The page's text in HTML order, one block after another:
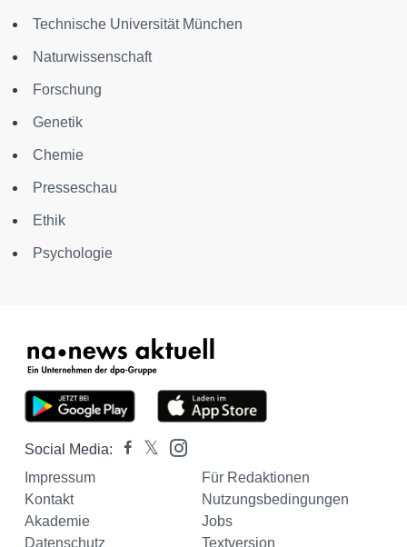
Technische Universität München
Naturwissenschaft
Forschung
Genetik
Chemie
Presseschau
Ethik
Psychologie
Social Media:
Impressum
Für Redaktionen
Kontakt
Nutzungsbedingungen
Akademie
Jobs
Datenschutz
Textversion